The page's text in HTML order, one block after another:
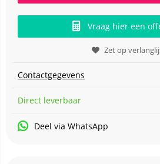
Vraag hier een
Zet op
Contactgegevens
Direct leverbaar
Deel via WhatsApp